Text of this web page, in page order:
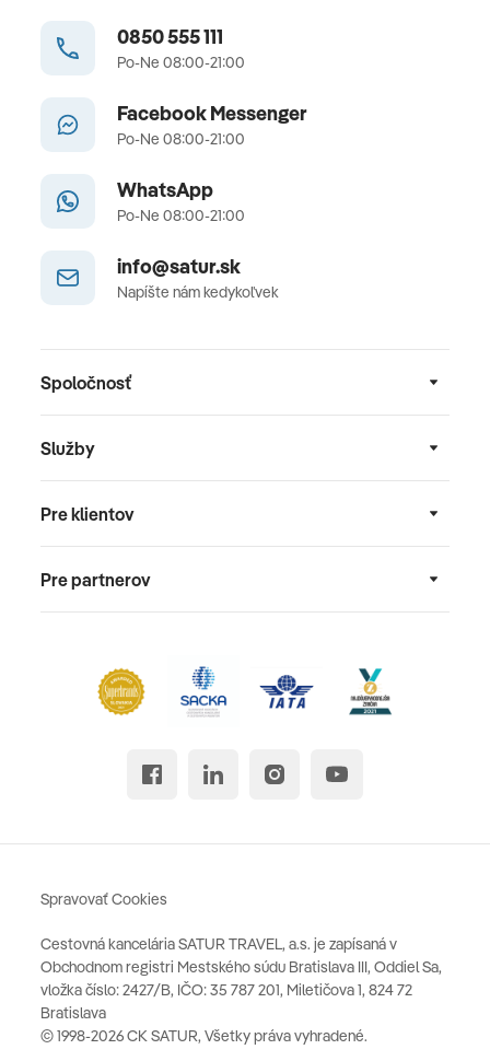
0850 555 111
Po-Ne 08:00-21:00
Facebook Messenger
Po-Ne 08:00-21:00
WhatsApp
Po-Ne 08:00-21:00
info@satur.sk
Napíšte nám kedykoľvek
Spoločnosť
Služby
Pre klientov
Pre partnerov
Cestovná kancelária SATUR TRAVEL, a.s. je zapísaná v
Obchodnom registri Mestského súdu Bratislava III, Oddiel Sa,
vložka číslo: 2427/B, IČO: 35 787 201, Miletičova 1, 824 72
Bratislava
© 1998-2026 CK SATUR, Všetky práva vyhradené.
Spravovať Cookies